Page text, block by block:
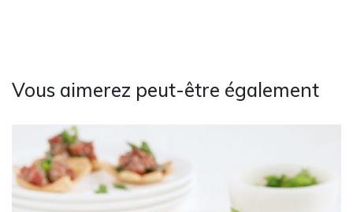
Vous aimerez peut-être également